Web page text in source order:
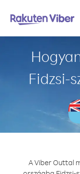
Fidzsi-
A Viber Outtal